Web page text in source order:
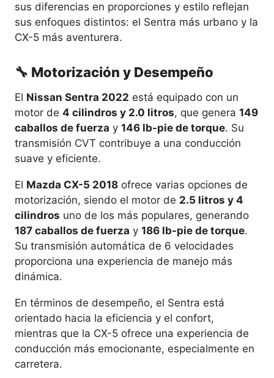
sus diferencias en proporciones y estilo reflejan
sus enfoques distintos: el Sentra más urbano y la
CX-5 más aventurera.
🔧 Motorización y Desempeño
El Nissan Sentra 2022 está equipado con un
motor de 4 cilindros y 2.0 litros, que genera 149
caballos de fuerza y 146 lb-pie de torque. Su
transmisión CVT contribuye a una conducción
suave y eficiente.
El Mazda CX-5 2018 ofrece varias opciones de
motorización, siendo el motor de 2.5 litros y 4
cilindros uno de los más populares, generando
187 caballos de fuerza y 186 lb-pie de torque.
Su transmisión automática de 6 velocidades
proporciona una experiencia de manejo más
dinámica.
En términos de desempeño, el Sentra está
orientado hacia la eficiencia y el confort,
mientras que la CX-5 ofrece una experiencia de
conducción más emocionante, especialmente en
carretera.